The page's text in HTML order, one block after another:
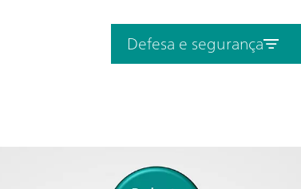
Defesa e segurança